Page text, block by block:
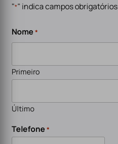
"*" indica campos obrigatórios
Nome *
Primeiro
Último
Telefone *